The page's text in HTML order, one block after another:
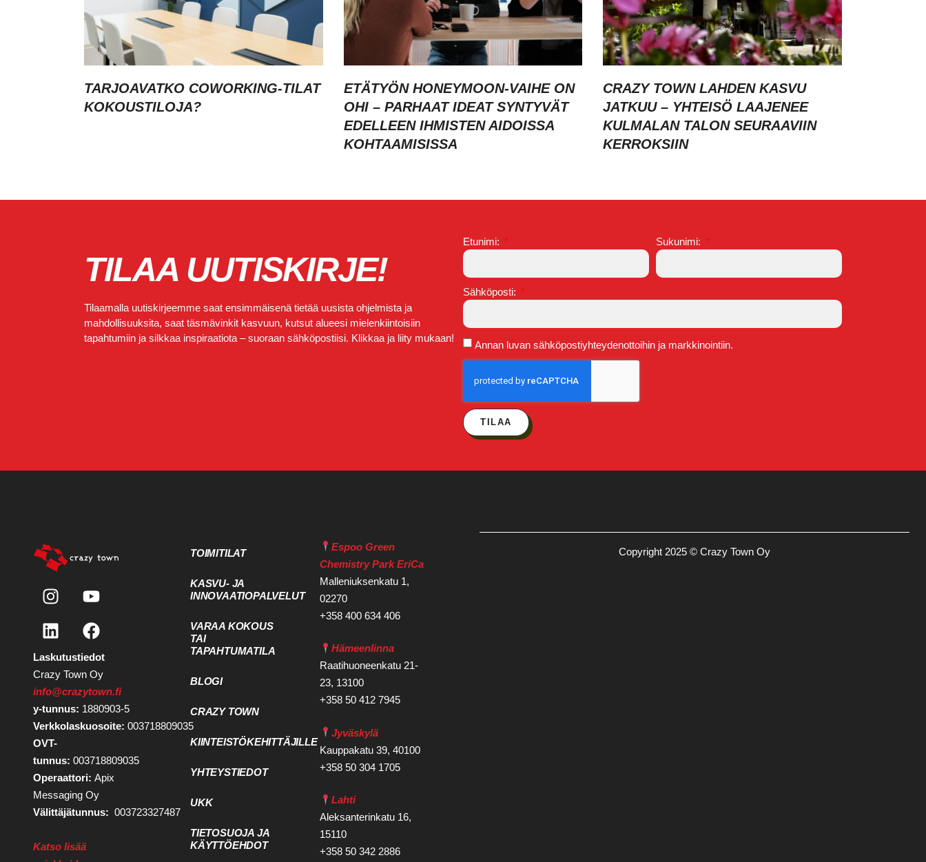
TARJOAVATKO COWORKING-TILAT
KOKOUSTILOJA?
ETÄTYÖN HONEYMOON-VAIHE ON
OHI – PARHAAT IDEAT SYNTYVÄT
EDELLEEN IHMISTEN AIDOISSA
KOHTAAMISISSA
CRAZY TOWN LAHDEN KASVU
JATKUU – YHTEISÖ LAAJENEE
KULMALAN TALON SEURAAVIIN
KERROKSIIN
TILAA UUTISKIRJE!
Tilaamalla uutiskirjeemme saat ensimmäisenä tietää uusista ohjelmista ja
mahdollisuuksita, saat täsmävinkit kasvuun, kutsut alueesi mielenkiintoisiin
tapahtumiin ja silkkaa inspiraatiota – suoraan sähköpostiisi. Klikkaa ja liity mukaan!
Etunimi: Sukunimi:
Sähköposti:
Annan luvan sähköpostiyhteydenottoihin ja markkinointiin.
TILAA
Laskutustiedot
Crazy Town Oy
info@crazytown.fi
y-tunnus: 1880903-5
Verkkolaskuosoite: 003718809035
OVT-
tunnus: 003718809035
Operaattori: Apix
Messaging Oy
Välittäjätunnus: 003723327487
Katso lisää
TOIMITILAT
KASVU- JA
INNOVAATIOPALVELUT
VARAA KOKOUS
TAI
TAPAHTUMATILA
BLOGI
CRAZY TOWN
KIINTEISTÖKEHITTÄJILLE
YHTEYSTIEDOT
UKK
TIETOSUOJA JA
KÄYTTÖEHDOT
Espoo Green
Chemistry Park EriCa
Malleniuksenkatu 1,
02270
+358 400 634 406
Hämeenlinna
Raatihuoneenkatu 21-
23, 13100
+358 50 412 7945
Jyväskylä
Kauppakatu 39, 40100
+358 50 304 1705
Lahti
Aleksanterinkatu 16,
15110
+358 50 342 2886
Copyright 2025 © Crazy Town Oy